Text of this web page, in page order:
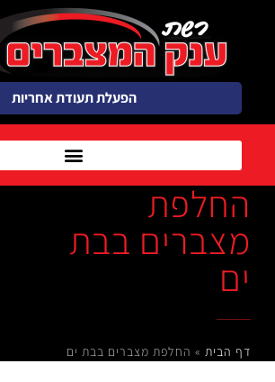
הפעלת תעודת אחריות
החלפת
מצברים בבת
ים
דף הבית» החלפת מצברים בבת ים